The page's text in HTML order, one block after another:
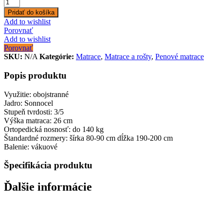
Pridať do košíka
Add to wishlist
Porovnať
Add to wishlist
Porovnať
SKU: N/A Kategórie: Matrace, Matrace a rošty, Penové matrace
Popis produktu
Využitie: obojstranné
Jadro: Sonnocel
Stupeň tvrdosti: 3/5
Výška matraca: 26 cm
Ortopedická nosnosť: do 140 kg
Štandardné rozmery: šírka 80-90 cm dĺžka 190-200 cm
Balenie: vákuové
Špecifikácia produktu
Ďalšie informácie